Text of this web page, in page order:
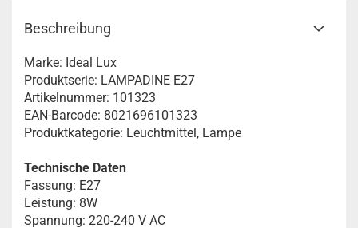
Beschreibung
Marke: Ideal Lux
Produktserie: LAMPADINE E27
Artikelnummer: 101323
EAN-Barcode: 8021696101323
Produktkategorie: Leuchtmittel, Lampe
Technische Daten
Fassung: E27
Leistung: 8W
Spannung: 220-240 V AC